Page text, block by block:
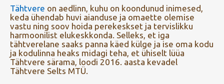
Tähtvere on aedlinn, kuhu on koondunud inimesed,
keda ühendab huvi aianduse ja omaette olemise
vastu ning soov hoida perekeskset ja tervislikku
harmoonilist elukeskkonda. Selleks, et iga
tähtverelane saaks panna käed külge ja ise oma kodu
ja kodulinna heaks midagi teha, et ühiselt lüüa
Tähtvere särama, loodi 2016. aasta kevadel
Tähtvere Selts MTÜ.